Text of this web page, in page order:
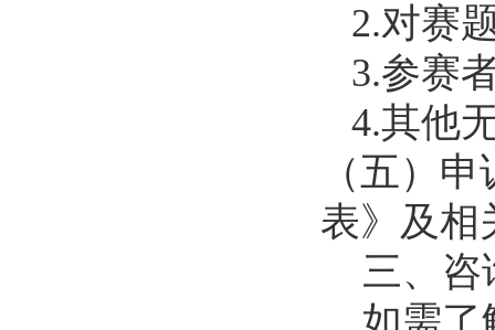
2.对赛
3.参赛
4.其他
（五）
表》及相
三、咨
如需了